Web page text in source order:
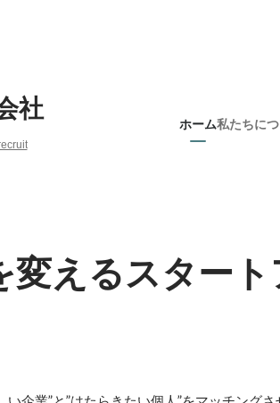
社 ホーム私たちに
えるスタート